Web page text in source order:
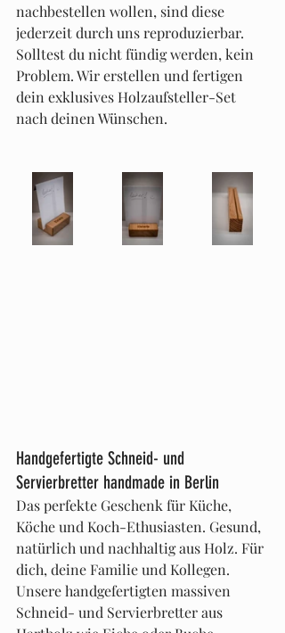
nachbestellen wollen, sind diese
jederzeit durch uns reproduzierbar.
Solltest du nicht fündig werden, kein
Problem. Wir erstellen und fertigen
dein exklusives Holzaufsteller-Set
nach deinen Wünschen.
Handgefertigte Schneid- und
Servierbretter handmade in Berlin
Das perfekte Geschenk für Küche,
Köche und Koch-Ethusiasten. Gesund,
natürlich und nachhaltig aus Holz. Für
dich, deine Familie und Kollegen.
Unsere handgefertigten massiven
Schneid- und Servierbretter aus